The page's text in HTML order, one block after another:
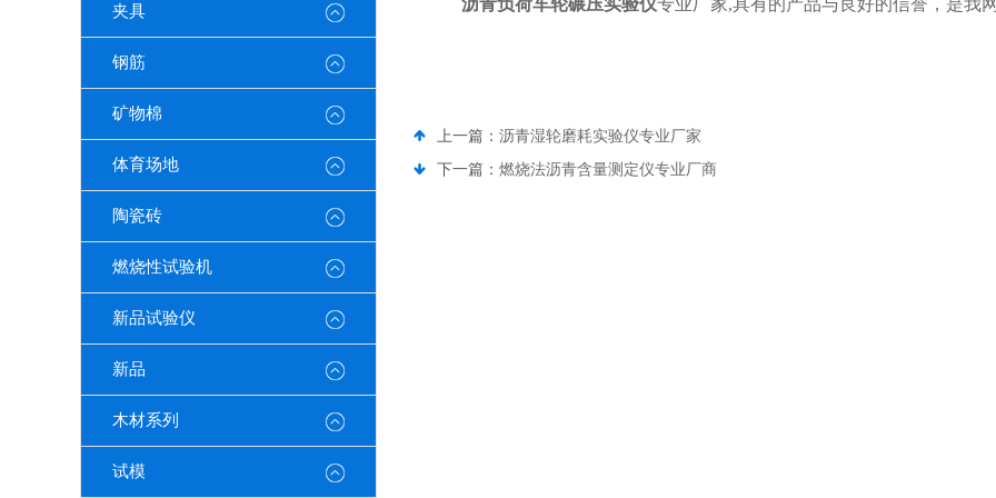
夹具
钢筋
矿物棉
体育场地
陶瓷砖
燃烧性试验机
新品试验仪
新品
木材系列
试模
沥青负荷车轮碾压实验仪专业厂家,具有的产品与良好的信誉，是我
上一篇： 沥青湿轮磨耗实验仪专业厂家
下一篇： 燃烧法沥青含量测定仪专业厂商